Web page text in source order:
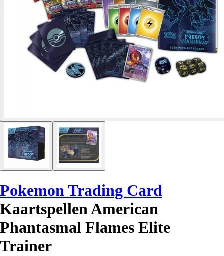
Pokemon Trading Card
Kaartspellen American
Phantasmal Flames Elite
Trainer